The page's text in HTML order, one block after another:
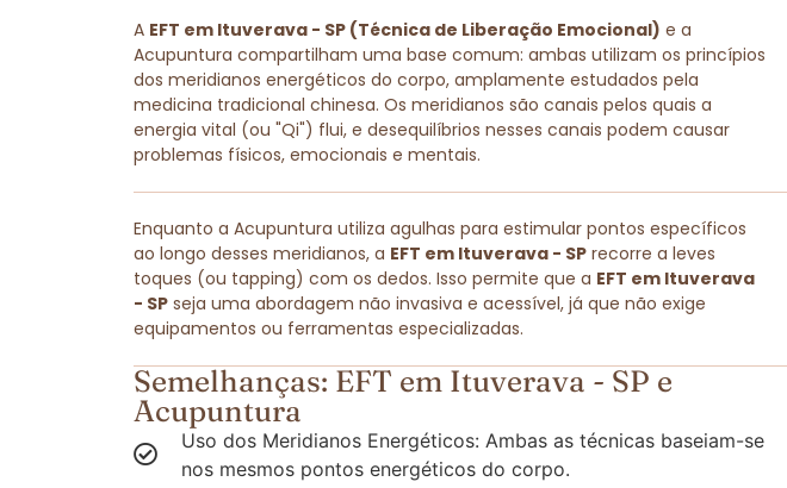
A EFT em Ituverava - SP (Técnica de Liberação Emocional) e a
Acupuntura compartilham uma base comum: ambas utilizam os princípios
dos meridianos energéticos do corpo, amplamente estudados pela
medicina tradicional chinesa. Os meridianos são canais pelos quais a
energia vital (ou "Qi") flui, e desequilíbrios nesses canais podem causar
problemas físicos, emocionais e mentais.
Enquanto a Acupuntura utiliza agulhas para estimular pontos específicos
ao longo desses meridianos, a EFT em Ituverava - SP recorre a leves
toques (ou tapping) com os dedos. Isso permite que a EFT em Ituverava
- SP seja uma abordagem não invasiva e acessível, já que não exige
equipamentos ou ferramentas especializadas.
Semelhanças: EFT em Ituverava - SP e
Acupuntura
Uso dos Meridianos Energéticos: Ambas as técnicas baseiam-se
nos mesmos pontos energéticos do corpo.